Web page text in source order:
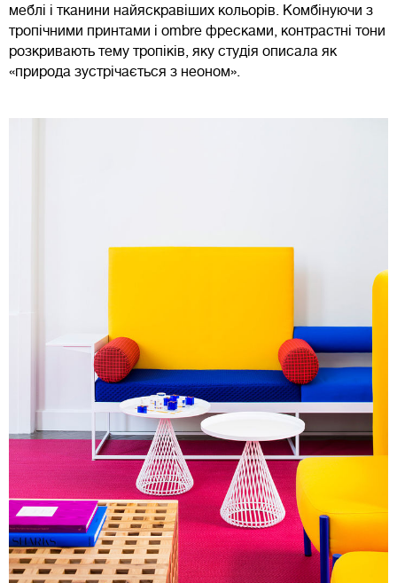
меблі і тканини найяскравіших кольорів. Комбінуючи з
тропічними принтами і ombre фресками, контрастні тони
розкривають тему тропіків, яку студія описала як
«природа зустрічається з неоном».